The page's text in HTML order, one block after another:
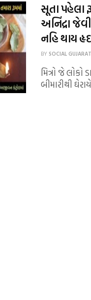
સૂતા પહેલા
અનિંદ્રા
નહિ થાય
BY SOCIAL
મિત્રો જે
બીમારીથી